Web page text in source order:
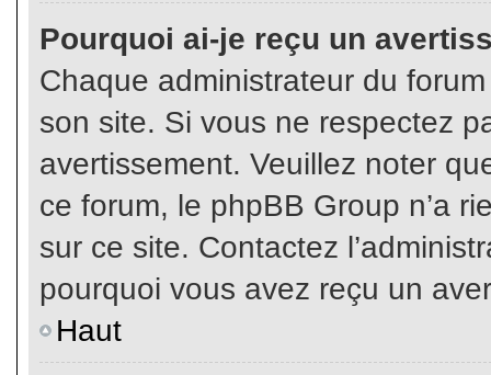
Pourquoi ai-je reçu un
Chaque administrateur du
son site. Si vous ne respectez
avertissement. Veuillez noter
ce forum, le phpBB Group n’a
sur ce site. Contactez
pourquoi vous avez reçu un
Haut